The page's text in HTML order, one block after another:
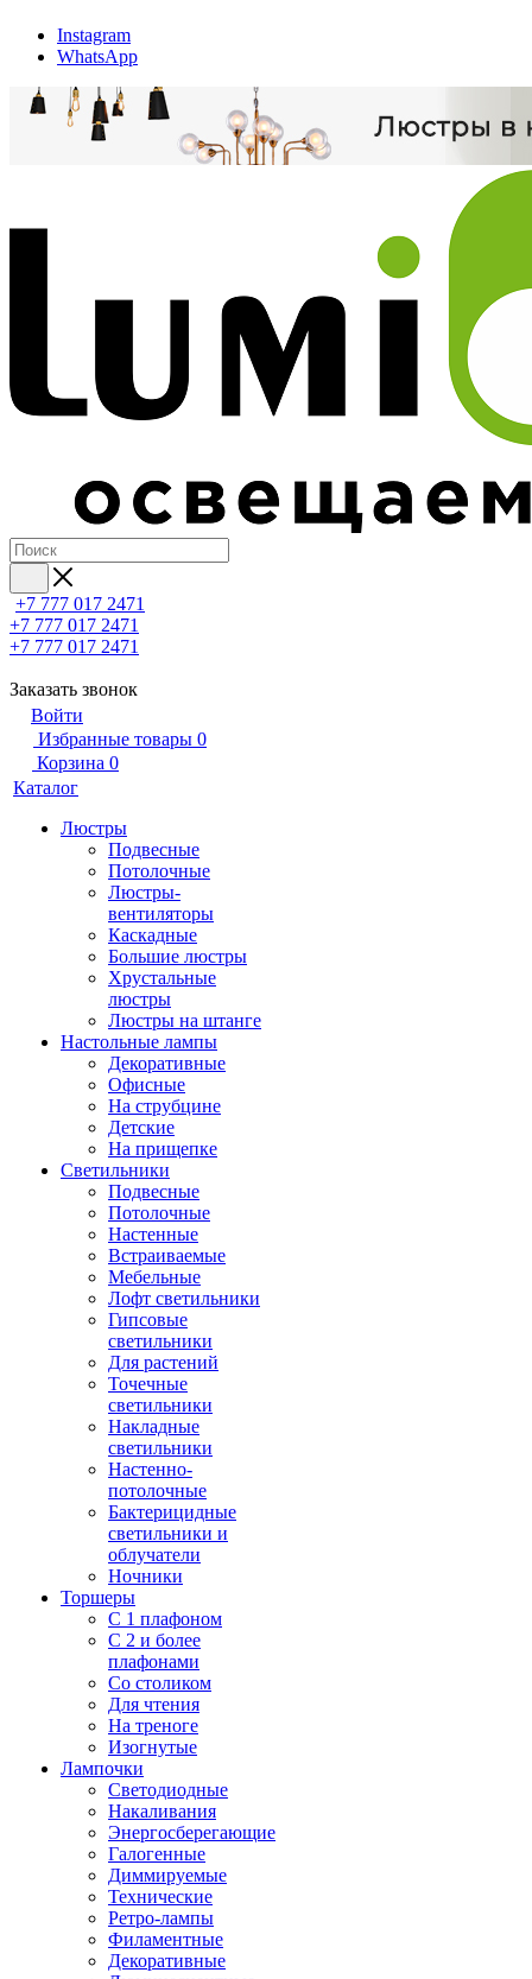
Instagram
WhatsApp
+7 777 017 2471
+7 777 017 2471
+7 777 017 2471
Заказать звонок
Войти
Избранные товары 0
Корзина 0
Каталог
Люстры
Подвесные
Потолочные
Люстры-
вентиляторы
Каскадные
Большие люстры
Хрустальные
люстры
Люстры на штанге
Настольные лампы
Декоративные
Офисные
На струбцине
Детские
На прищепке
Светильники
Подвесные
Потолочные
Настенные
Встраиваемые
Мебельные
Лофт светильники
Гипсовые
светильники
Для растений
Точечные
светильники
Накладные
светильники
Настенно-
потолочные
Бактерицидные
светильники и
облучатели
Ночники
Торшеры
С 1 плафоном
С 2 и более
плафонами
Со столиком
Для чтения
На треноге
Изогнутые
Лампочки
Светодиодные
Накаливания
Энергосберегающие
Галогенные
Диммируемые
Технические
Ретро-лампы
Филаментные
Декоративные